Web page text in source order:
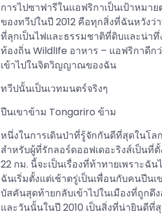
การไปซาฟารีในแอฟริกาเป็นเป้าหม
ของทวีปในปี 2012 คือทุกสิ่งที่ฉันหวังว่
ที่ลุกเป็นไฟและธรรมชาติที่ดิบและน่า
ท้องถิ่น WildlIfe อาหาร – แอฟริกาดีก
เข้าไปในจิตวิญญาณของฉัน
ทวีปนั้นเป็นเวทมนตร์จริงๆ
ปีนเขาข้าม Tongariro ข้าม
หนึ่งในการเดินป่าที่รู้จักกันดีที่สุดในโ
สำหรับผู้ที่รักลอร์ดออฟเดอะริงส์เป็นที่
22 กม. นี้จะเป็นเรื่องที่ท้าทายเพราะฉั
ฉันเริ่มตั้งแต่เช้าตรู่เป็นเพื่อนกับคนปีน
บัสคันสุดท้ายกลับเข้าไปในเมืองที่ถูก
และวันนั้นในปี 2010 เป็นสิ่งที่น่ายินดี